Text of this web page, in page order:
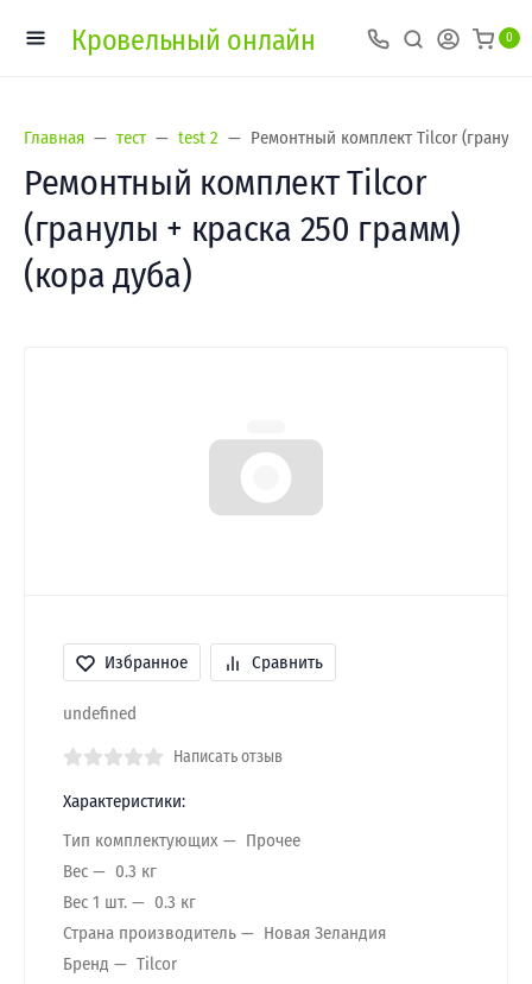
Кровельный онлайн 0
Главная тест test 2 Ремонтный комплект Tilcor
Ремонтный комплект Tilcor
(гранулы + краска 250 грамм)
(кора дуба)
Избранное Сравнить
undefined
Написать отзыв
Характеристики:
Тип комплектующих
Прочее
Вес
0.3 кг
Вес 1 шт.
0.3 кг
Страна производитель
Новая Зеландия
Бренд
Tilcor